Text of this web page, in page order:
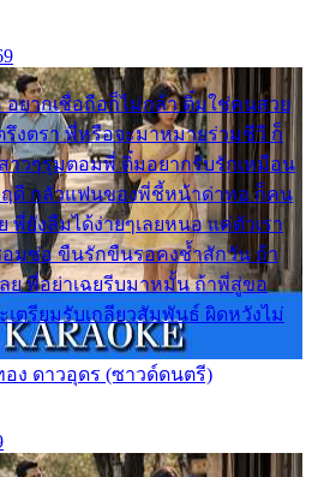
อยากเชื่อถือก็ไม่กล้า ติ๋มใช่คนสวย
รึงตรา พี่หรือจะมาหมายร่วมชีวี ก็
าวๆรุมตอมพี่ ติ๋มอยากรับรักเหมือน
ดี กลัวแฟนของพี่ชี้หน้าด่าทอ ก็คน
ยังลืมได้ง่ายๆเลยหนอ แค่ตัวเรา
มซ่อ ขืนรักขืนรอคงช้ำสักวัน ถ้า
ย พี่อย่าเฉยรีบมาหมั้น ถ้าพี่สู่ขอ
ตรียมรับเกลียวสัมพันธ์ ผิดหวังไม่
ง ดาวอุดร (ซาวด์ดนตรี)